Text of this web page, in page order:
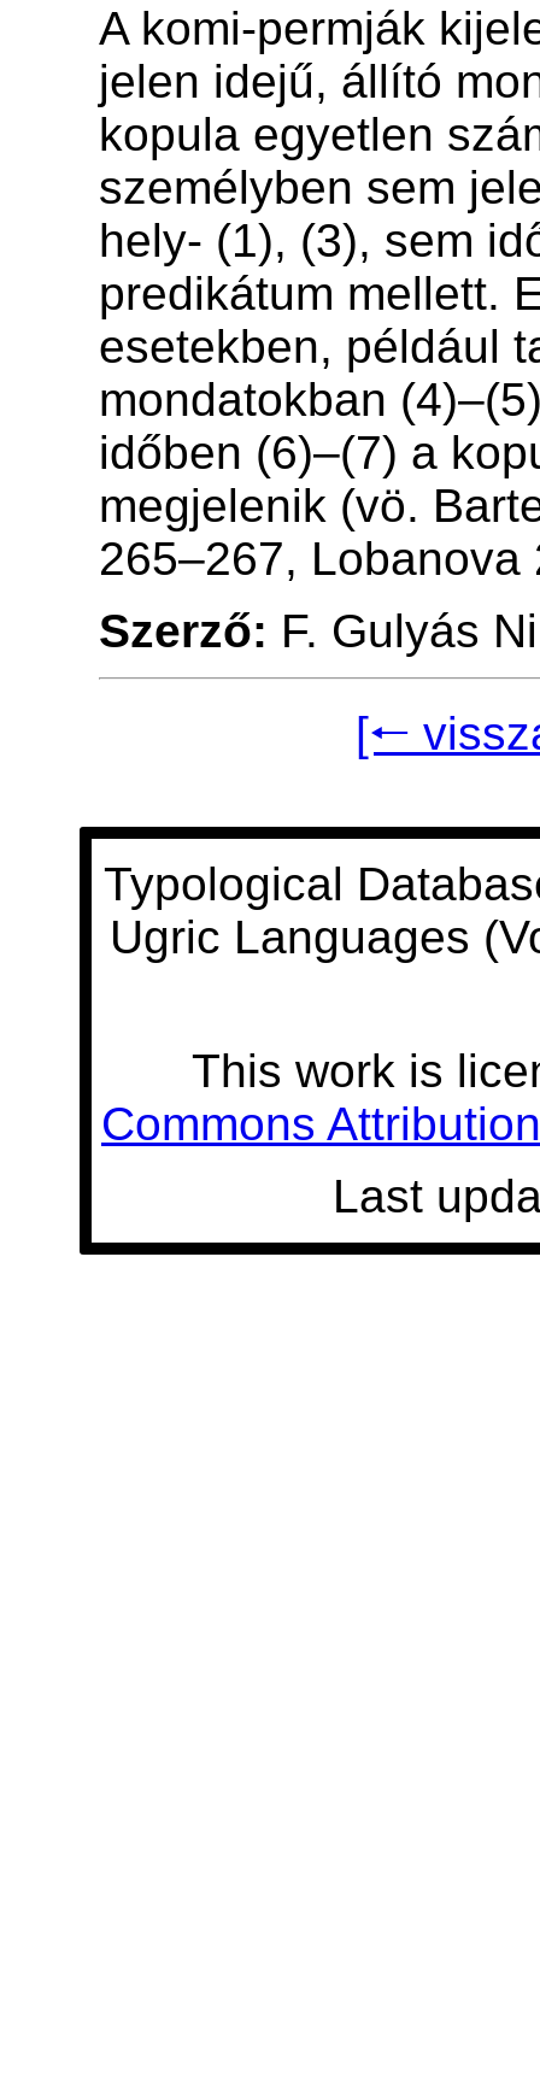
A komi-permják
jelen idejű, állító
kopula egyetlen
személyben sem
hely- (1), (3), sem
predikátum mellett.
esetekben, például
mondatokban
időben (6)–(7) a
megjelenik (vö.
265–267, Lobanova
Szerző: F. Gulyás
[🠐
Typological
Ugric Languages
This work is
Commons
Last